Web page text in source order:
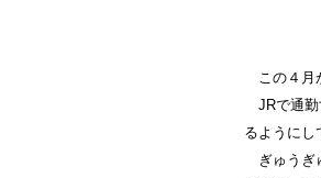
この４月
JRで通勤
るようにし
ぎゅうぎ